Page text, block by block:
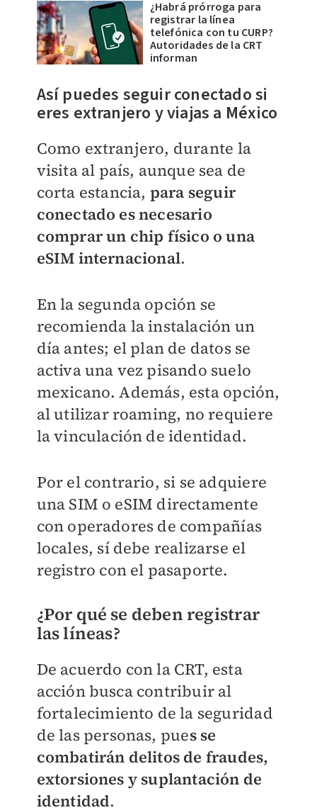
¿Habrá prórroga para
registrar la línea
telefónica con tu CURP?
Autoridades de la CRT
informan
Así puedes seguir conectado si
eres extranjero y viajas a México
Como extranjero, durante la
visita al país, aunque sea de
corta estancia, para seguir
conectado es necesario
comprar un chip físico o una
eSIM internacional.
En la segunda opción se
recomienda la instalación un
día antes; el plan de datos se
activa una vez pisando suelo
mexicano. Además, esta opción,
al utilizar roaming, no requiere
la vinculación de identidad.
Por el contrario, si se adquiere
una SIM o eSIM directamente
con operadores de compañías
locales, sí debe realizarse el
registro con el pasaporte.
¿Por qué se deben registrar
las líneas?
De acuerdo con la CRT, esta
acción busca contribuir al
fortalecimiento de la seguridad
de las personas, pues se
combatirán delitos de fraudes,
extorsiones y suplantación de
identidad.